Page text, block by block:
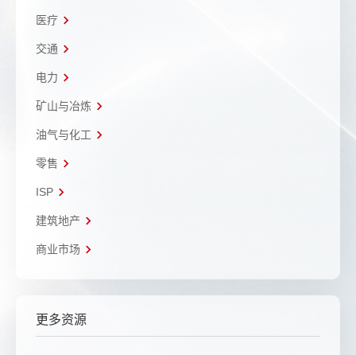
医疗
交通
电力
矿山与冶炼
油气与化工
零售
ISP
建筑地产
商业市场
更多资源